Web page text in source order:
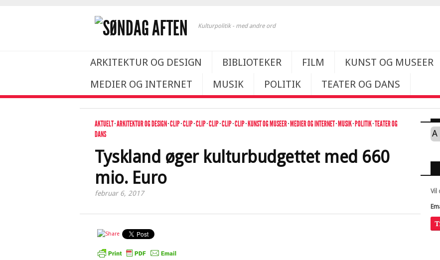
Kulturpolitik - med andre ord
ARKITEKTUR OG DESIGN BIBLIOTEKER FILM KUNST OG MUSEER
MEDIER OG INTERNET
MUSIK POLITIK TEATER OG DANS
AKTUELT·ARKITEKTUR OG DESIGN·CLIP·CLIP·CLIP·CLIP·CLIP·CLIP·KUNST OG MUSEER·MEDIER OG INTERNET·MUSIK·POLITIK·TEATER OG
DANS
Tyskland øger kulturbudgettet med 660
mio. Euro
februar 6, 2017
A
Vil